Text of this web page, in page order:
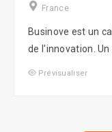
France
Businove est un
de l'innovation. Un
Prévisualiser